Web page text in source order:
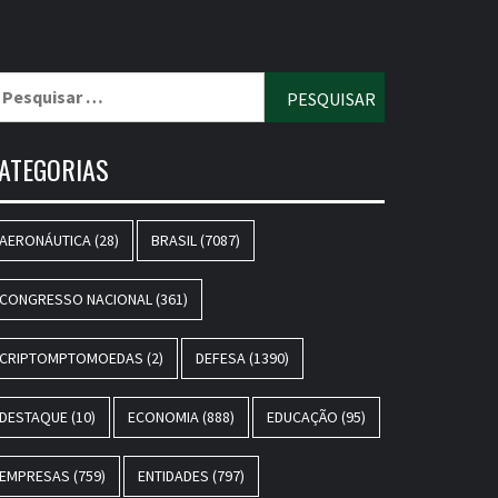
AERONÁUTICA(28) BRASIL(7087)
CONGRESSO NACIONAL(361)
CRIPTOMPTOMOEDAS (2) DEFESA(1390)
DESTAQUE(10) ECONOMIA(888) EDUCAÇÃO (95)
EMPRESAS (759) ENTIDADES (797)